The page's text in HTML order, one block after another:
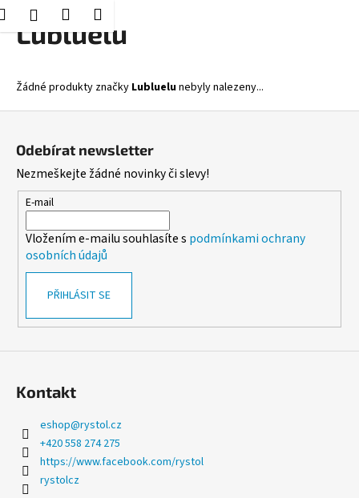
Přejít
HledatPřihlášení
Nákupní
košík
Menu
Lubluelu
Žádné produkty značky Lubluelunebyly nalezeny...
K
o
Zpět
Zpět
C
o
o
t
ř
e
b
u
n
j
t
?
Odebírat newsletter
Nezmeškejte žádné novinky či slevy!
E-mail
Vložením e-mailu souhlasíte s podmínkami ochrany
osobních údajů
PŘIHLÁSIT SE
Kontakt
eshop@rystol.cz
+420 558 274 275
https://www.facebook.com/rystol
rystolcz